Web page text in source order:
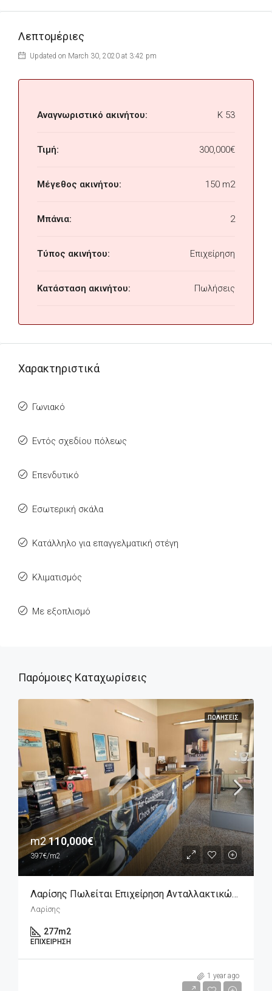
Λεπτομέριες
Updated on March 30, 2020 at 3:42 pm
Αναγνωριστικό ακινήτου: K 53
Τιμή: 300,000€
Μέγεθος ακινήτου: 150 m2
Μπάνια: 2
Τύπος ακινήτου: Επιχείρηση
Κατάσταση ακινήτου: Πωλήσεις
Χαρακτηριστικά
Γωνιακό
Εντός σχεδίου πόλεως
Επενδυτικό
Εσωτερική σκάλα
Κατάλληλο για επαγγελματική στέγη
Κλιματισμός
Με εξοπλισμό
Παρόμοιες Καταχωρίσεις
ΠΩΛΉΣΕΙΣ
m2110,000€
397€/m2
Λαρίσης Πωλείται Επιχείρηση Ανταλλακτικών Αυτοκινήτων
Λαρίσης
277m2
ΕΠΙΧΕΊΡΗΣΗ
1 year ago